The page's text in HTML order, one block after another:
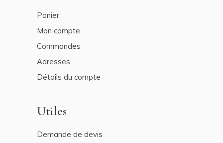
Panier
Mon compte
Commandes
Adresses
Détails du compte
Utiles
Demande de devis